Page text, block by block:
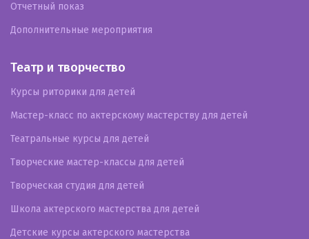
Отчетный показ
Дополнительные мероприятия
Театр и творчество
Курсы риторики для детей
Мастер-класс по актерскому мастерству для детей
Театральные курсы для детей
Творческие мастер-классы для детей
Творческая студия для детей
Школа актерского мастерства для детей
Детские курсы актерского мастерства